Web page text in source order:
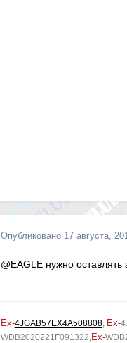
Опубликовано 17 августа,
@EAGLEнужно оставлять
Ex-4JGAB57EX4A508808, Ex-
WDB2020221F091322, Ex-